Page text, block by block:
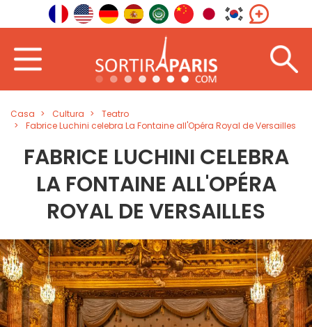
Casa Cultura
Teatro
Fabrice Luchini celebra La Fontaine all'Opéra Royal de Versailles
FABRICE LUCHINI CELEBRA
LA FONTAINE ALL'OPÉRA
ROYAL DE VERSAILLES